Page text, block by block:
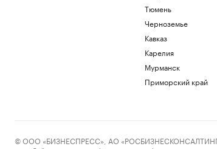
Тюмень
Черноземье
Кавказ
Карелия
Мурманск
Приморский край
© ООО «БИЗНЕСПРЕСС», АО «РОСБИЗНЕСКОНСАЛТИНГ»,